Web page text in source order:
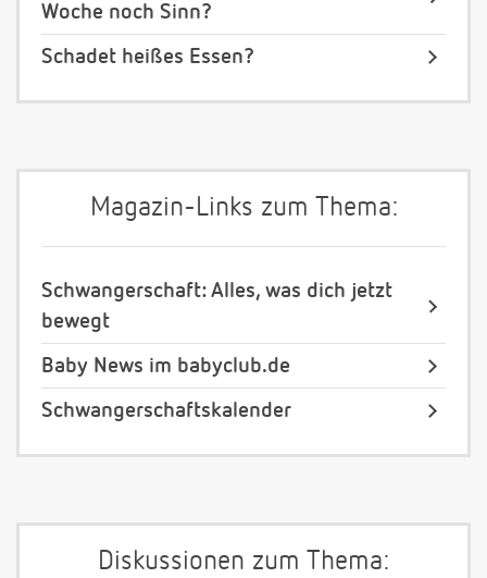
Woche noch Sinn?
Schadet heißes Essen?
Magazin-Links zum Thema:
Schwangerschaft: Alles, was dich jetzt
bewegt
Baby News im babyclub.de
Schwangerschaftskalender
Diskussionen zum Thema: